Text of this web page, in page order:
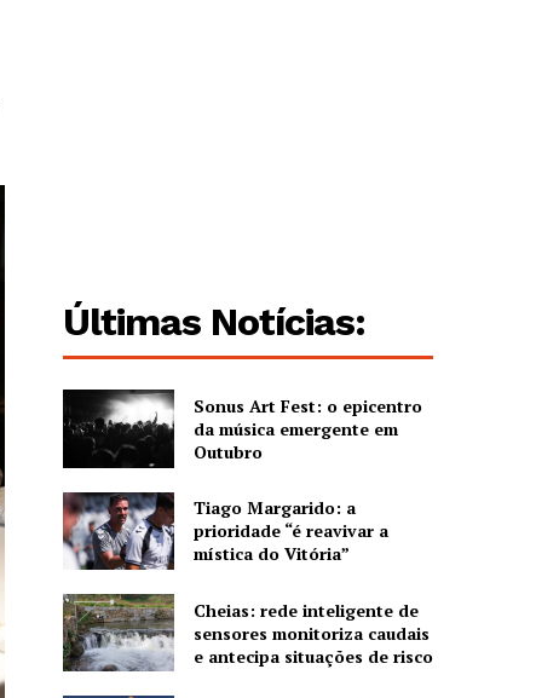
Últimas Notícias:
Sonus Art Fest: o epicentro
da música emergente em
Outubro
Tiago Margarido: a
prioridade “é reavivar a
mística do Vitória”
Cheias: rede inteligente de
sensores monitoriza caudais
e antecipa situações de risco